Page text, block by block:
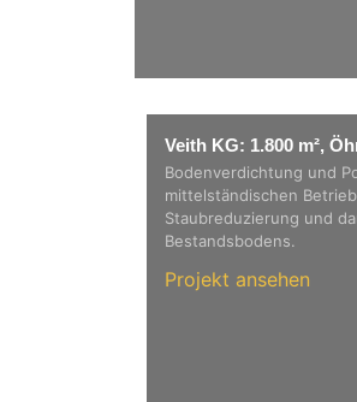
Veith KG: 1.800 m²,
Bodenverdichtung und
mittelständischen
Staubreduzierung und
Bestandsbodens.
Projekt ansehen